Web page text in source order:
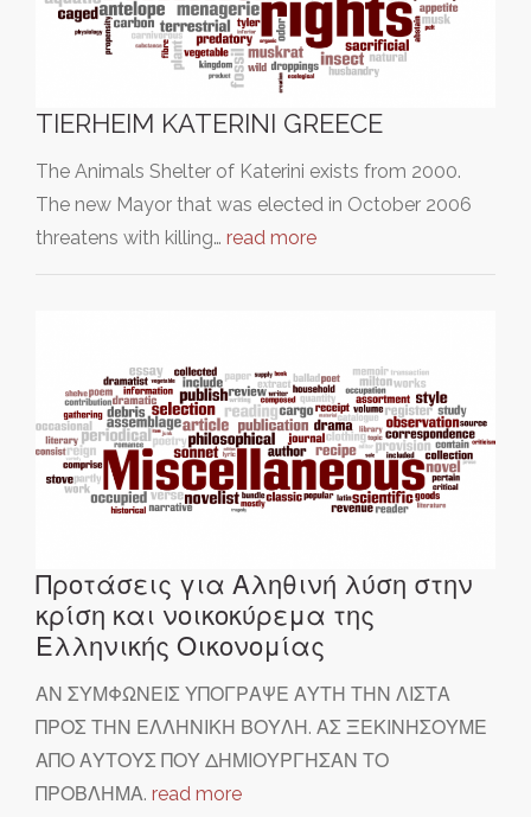
TIERHEIM KATERINI GREECE
The Animals Shelter of Katerini exists from 2000.
The new Mayor that was elected in October 2006
threatens with killing… read more
Προτάσεις για Αληθινή λύση στην
κρίση και νοικοκύρεμα της
Ελληνικής Οικονομίας
ΑΝ ΣΥΜΦΩΝΕΙΣ ΥΠΟΓΡΑΨΕ ΑΥΤΗ ΤΗΝ ΛΙΣΤΑ
ΠΡΟΣ ΤΗΝ ΕΛΛΗΝΙΚΗ ΒΟΥΛΗ. ΑΣ ΞΕΚΙΝΗΣΟΥΜΕ
ΑΠΟ ΑΥΤΟΥΣ ΠΟΥ ΔΗΜΙΟΥΡΓΗΣΑΝ ΤΟ
ΠΡΟΒΛΗΜΑ. read more